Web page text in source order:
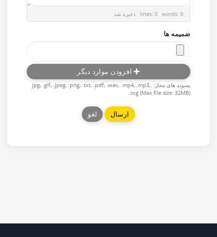
lines: 0 words: 0 ذخیره شد
ضمیمه ها
افزودن موارد دیگر
پسوند های مجاز: .jpg, .gif, .jpeg, .png, .txt, .pdf, .wav, .mp4, .mp3,
.svg (Max file size: 32MB)
لغو